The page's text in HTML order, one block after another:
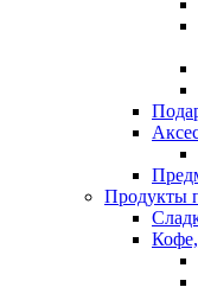
Продукты